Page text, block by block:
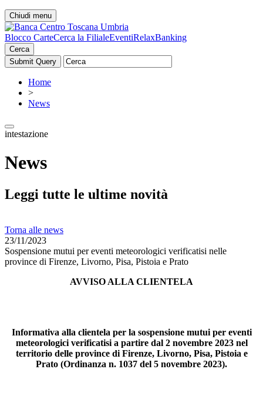
Chiudi menu
Blocco CarteCerca la FilialeEventiRelaxBanking
Cerca
Home
>
News
intestazione
News
Leggi tutte le ultime novità
Torna alle news
23/11/2023
Sospensione mutui per eventi meteorologici verificatisi nelle
province di Firenze, Livorno, Pisa, Pistoia e Prato
AVVISO ALLA CLIENTELA
Informativa alla clientela per la sospensione mutui per eventi
meteorologici verificatisi a partire dal 2 novembre 2023 nel
territorio delle province di Firenze, Livorno, Pisa, Pistoia e
Prato (Ordinanza n. 1037 del 5 novembre 2023).